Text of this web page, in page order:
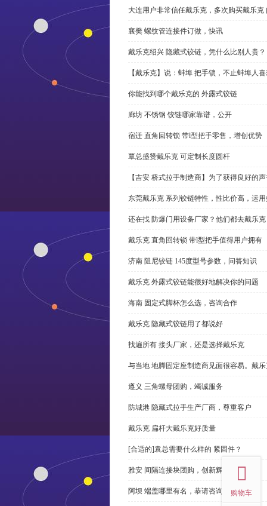
大连用户非常信任戴乐克，多次购买戴乐克
襄樊 螺纹管连接件订做，快讯
戴乐克绍兴 隐藏式铰链，凭什么比别人贵？
【戴乐克】说：蚌埠 把手锁，不止蚌埠人
你能找到哪个戴乐克的 外露式铰链
廊坊 不锈钢 铰链哪家靠谱，公开
宿迁 直角回转锁 带l型把手零售，增创优势
覃总盛赞戴乐克 可定制长度圆杆
【吉安 桥式拉手制造商】为了获得良好的
东莞戴乐克 系列铰链特性，性比价高，运
还在找 防爆门用设备厂家？他们都去戴乐克
戴乐克 直角回转锁 带l型把手值得用户拥有
济南 阻尼铰链 145度型号参数，问答知识
戴乐克 外露式铰链能很好地解决你的问题
海南 固定式脚杯怎么选，咨询合作
戴乐克 隐藏式铰链用了都说好
找遍所有 接头厂家，还是选择戴乐克
与当地 地脚固定座制造商见面很容易。戴
遵义 三角螺母团购，竭诚服务
防城港 隐藏式拉手生产厂商，尊重客户
戴乐克 扁杆大戴乐克好质量
[合适的]袁总需要什么样的 紧固件？
雅安 间隔连接块团购，创新辉煌
阿坝 端盖哪里有名，恭请咨询
top
购物车